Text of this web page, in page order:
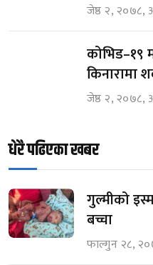
जेष्ठ २, २०७८,
कोभिड–१९
किनारामा
जेष्ठ २, २०७८,
धेरै पढिएका खबर
गुल्मीको
बच्चा
फाल्गुन २८,